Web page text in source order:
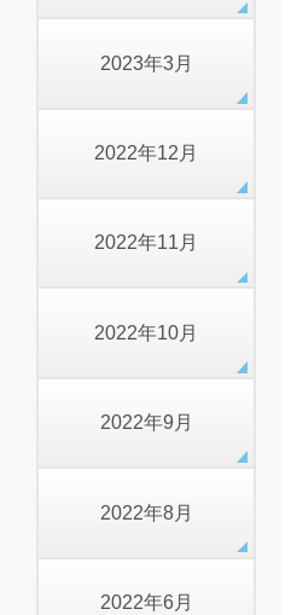
2023年3月
2022年12月
2022年11月
2022年10月
2022年9月
2022年8月
2022年6月